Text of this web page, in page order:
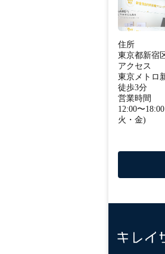
住所
東京都新宿
アクセス
東京メトロ
徒歩3分
営業時間
12:00〜
火・金)